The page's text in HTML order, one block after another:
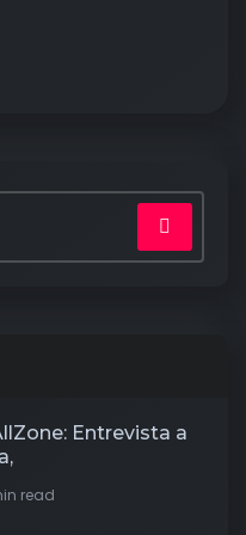
Entrevista a
read